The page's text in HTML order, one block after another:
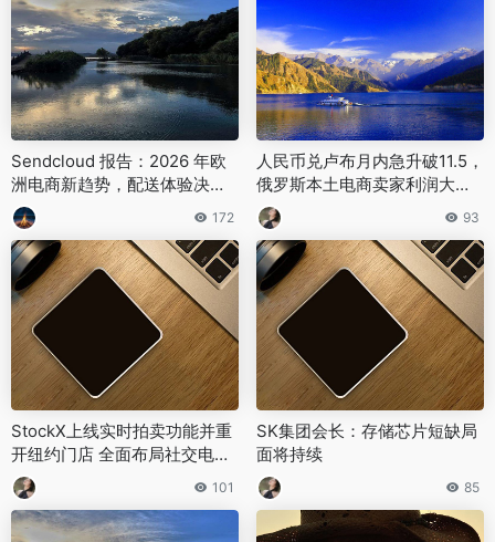
Sendcloud 报告：2026 年欧
洲电商新趋势，配送体验决定
销量，近半订单因运费流失
172
人民币兑卢布月内急升破11.5，
俄罗斯本土电商卖家利润大幅
缩水
93
StockX上线实时拍卖功能并重
开纽约门店 全面布局社交电商
赛道
101
SK集团会长：存储芯片短缺局
面将持续
85